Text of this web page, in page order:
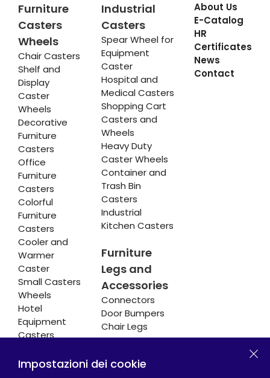
Furniture
Casters
Wheels
Chair Casters
Shelf and
Display
Caster
Wheels
Decorative
Furniture
Casters
Office
Furniture
Casters
Colorful
Furniture
Casters
Cooler and
Warmer
Caster
Small Casters
Wheels
Hotel
Equipment
Casters
Industrial
Casters
Spear Wheel for
Equipment
Caster
Hospital and
Medical Casters
Shopping Cart
Casters and
Wheels
Heavy Duty
Caster Wheels
Container and
Trash Bin
Casters
Industrial
Kitchen Casters
Furniture
Legs and
Accessories
Connectors
Door Bumpers
Chair Legs
About Us
E-Catalog
HR
Certificates
News
Contact
Impostazioni dei cookie